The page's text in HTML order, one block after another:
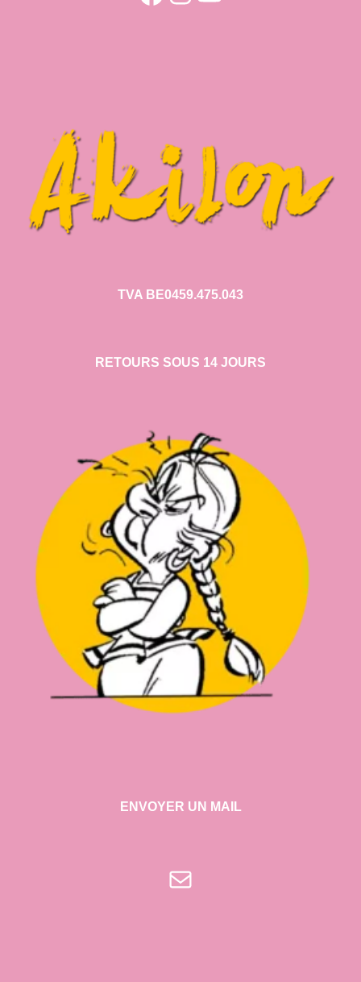
TVA BE0459.475.043
RETOURS SOUS 14 JOURS
ENVOYER UN MAIL
E-mail